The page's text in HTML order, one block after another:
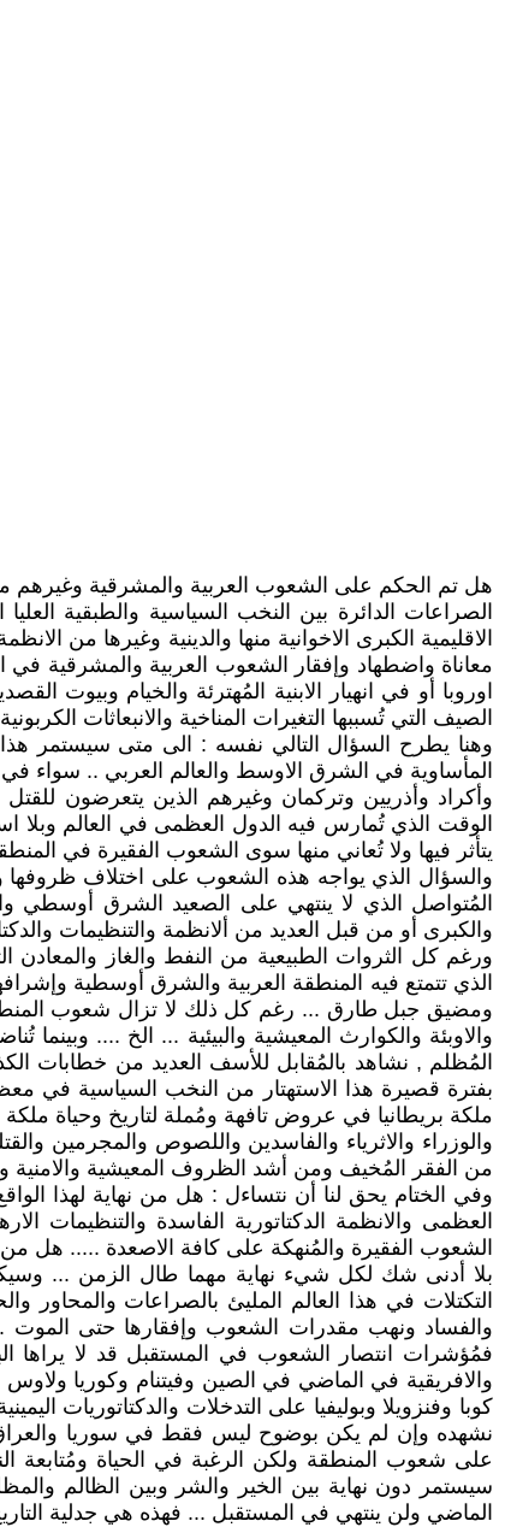
هل تم الحكم على الشعوب العربية والمشرقية وغيرهم
الصراعات الدائرة بين النخب السياسية والطبقية
الاقليمية الكبرى الاخوانية منها والدينية وغيرها من
معاناة واضطهاد وإفقار الشعوب العربية والمشرقية
اوروبا أو في انهيار الابنية المُهترئة والخيام وبيوت
الصيف التي تُسببها التغيرات المناخية والانبعاثات
وهنا يطرح السؤال التالي نفسه : الى متى سيستمر
المأساوية في الشرق الاوسط والعالم العربي ..
وأكراد وأذريين وتركمان وغيرهم الذين يتعرضون للقتل
الوقت الذي تُمارس فيه الدول العظمى في العالم وبلا
يتأثر فيها ولا تُعاني منها سوى الشعوب الفقيرة في
والسؤال الذي يواجه هذه الشعوب على اختلاف ظروفها
المُتواصل الذي لا ينتهي على الصعيد الشرق أوسطي
والكبرى أو من قبل العديد من ألانظمة والتنظيمات
ورغم كل الثروات الطبيعية من النفط والغاز والمعادن
الذي تتمتع فيه المنطقة العربية والشرق أوسطية
ومضيق جبل طارق ... رغم كل ذلك لا تزال شعوب المنطقة
والاوبئة والكوارث المعيشية والبيئية ... الخ ....
المُظلم , نشاهد بالمُقابل للأسف العديد من خطابات
بفترة قصيرة هذا الاستهتار من النخب السياسية في
ملكة بريطانيا في عروض تافهة ومُملة لتاريخ وحياة ملكة
والوزراء والاثرياء والفاسدين واللصوص والمجرمين
من الفقر المُخيف ومن أشد الظروف المعيشية والامنية
وفي الختام يحق لنا أن نتساءل : هل من نهاية لهذا
العظمى والانظمة الدكتاتورية الفاسدة والتنظيمات
الشعوب الفقيرة والمُنهكة على كافة الاصعدة ..... هل من
بلا أدنى شك لكل شيء نهاية مهما طال الزمن ...
التكتلات في هذا العالم المليئ بالصراعات والمحاور
والفساد ونهب مقدرات الشعوب وإفقارها حتى الموت ...
فمُؤشرات انتصار الشعوب في المستقبل قد لا يراها
والافريقية في الماضي في الصين وفيتنام وكوريا ولاوس
كوبا وفنزويلا وبوليفيا على التدخلات والدكتاتوريات
نشهده وإن لم يكن بوضوح ليس فقط في سوريا والعراق
على شعوب المنطقة ولكن الرغبة في الحياة ومُتابعة
سيستمر دون نهاية بين الخير والشر وبين الظالم
الماضي ولن ينتهي في المستقبل ... فهذه هي جدلية